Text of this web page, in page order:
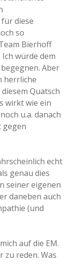
diese
so
Bierhoff
würde dem
Aber
herrliche
Quatsch
wirkt wie ein
u.a. danach
gegen
echt
genau dies
seiner eigenen
daneben auch
(und
auf die EM.
zu reden. Was